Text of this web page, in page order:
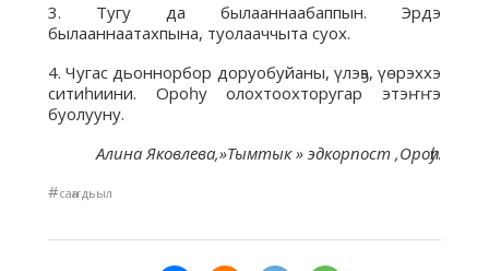
3. Тугу да былааннаабаппын. Эрдэ
былааннаатахпына, туолааччыта суох.
4. Чугас дьоннорбор доруобуйаны, үлэҕэ, үөрэххэ
ситиһиини. Ороһу олохтоохторугар этэҥҥэ
буолууну.
Алина Яковлева,»Тымтык » эдкорпост ,Ороһу.
#саҥа дьыл